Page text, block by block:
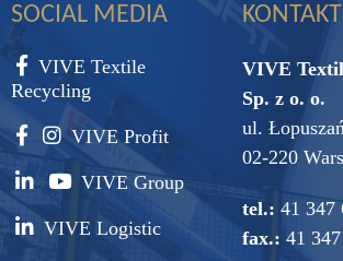
SOCIAL MEDIA
VIVE Textile
Recycling
VIVE Profit
VIVE Group
VIVE Logistic
KONTAKT
VIVE
Sp. z o. o.
ul.
02-220
tel.: 41 347
fax.: 41